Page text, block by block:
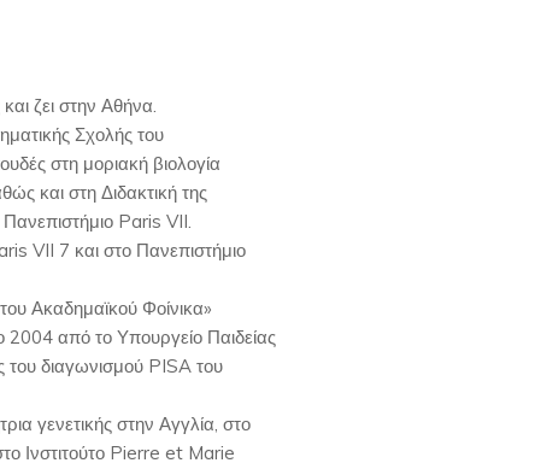
ζει στην Αθήνα.
Σχολής του
στη μοριακή βιολογία
και στη Διδακτική της
Πανεπιστήμιο Paris VII.
VII 7 και στο Πανεπιστήμιο
Ακαδημαϊκού Φοίνικα»
από το Υπουργείο Παιδείας
του διαγωνισμού PISA του
γενετικής στην Αγγλία, στο
Ινστιτούτο Pierre et Marie